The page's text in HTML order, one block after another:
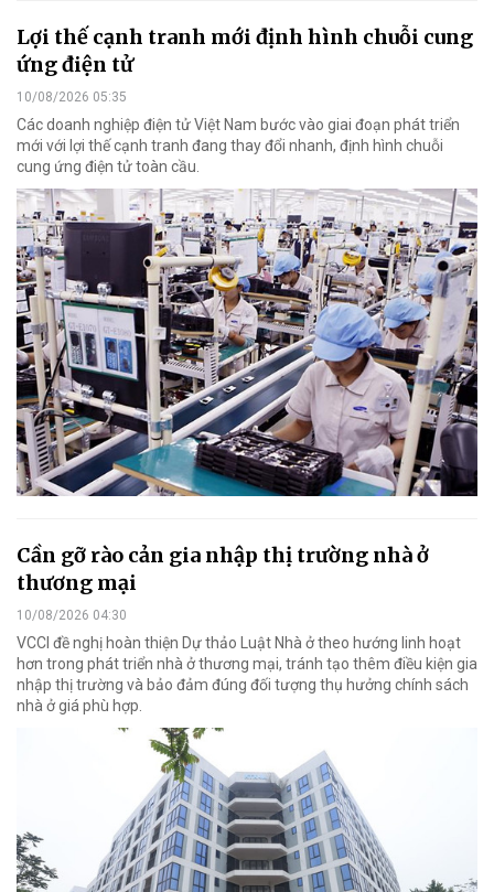
Lợi thế cạnh tranh mới định hình chuỗi cung
ứng điện tử
10/08/2026 05:35
Các doanh nghiệp điện tử Việt Nam bước vào giai đoạn phát triển
mới với lợi thế cạnh tranh đang thay đổi nhanh, định hình chuỗi
cung ứng điện tử toàn cầu.
Cần gỡ rào cản gia nhập thị trường nhà ở
thương mại
10/08/2026 04:30
VCCI đề nghị hoàn thiện Dự thảo Luật Nhà ở theo hướng linh hoạt
hơn trong phát triển nhà ở thương mại, tránh tạo thêm điều kiện gia
nhập thị trường và bảo đảm đúng đối tượng thụ hưởng chính sách
nhà ở giá phù hợp.